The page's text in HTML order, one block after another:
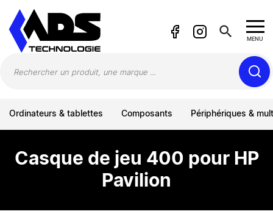
search MENU
Ordinateurs & tablettes Composants Périphériques &
Casque de jeu 400 pour HP
Pavilion